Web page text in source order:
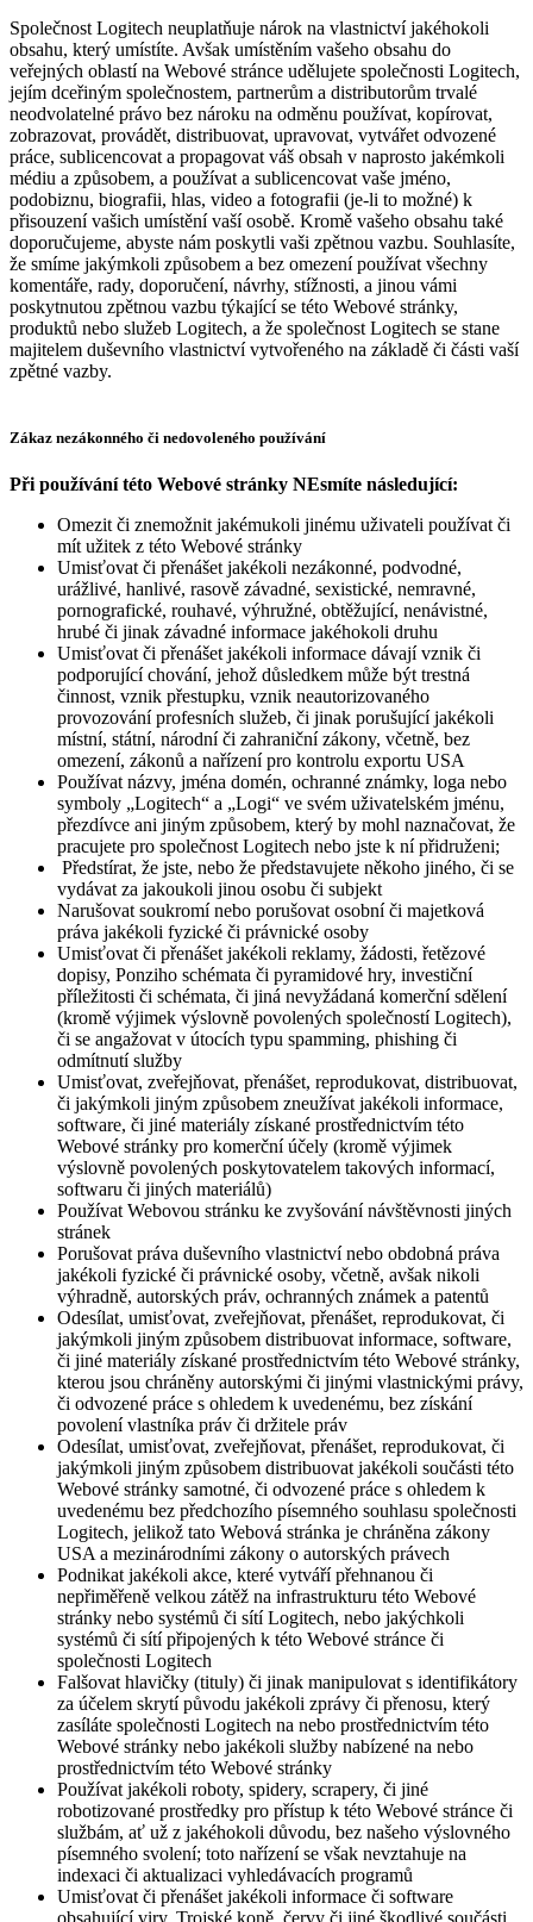
Společnost Logitech neuplatňuje nárok na vlastnictví jakéhokoli
obsahu, který umístíte. Avšak umístěním vašeho obsahu do
veřejných oblastí na Webové stránce udělujete společnosti Logitech,
jejím dceřiným společnostem, partnerům a distributorům trvalé
neodvolatelné právo bez nároku na odměnu používat, kopírovat,
zobrazovat, provádět, distribuovat, upravovat, vytvářet odvozené
práce, sublicencovat a propagovat váš obsah v naprosto jakémkoli
médiu a způsobem, a používat a sublicencovat vaše jméno,
podobiznu, biografii, hlas, video a fotografii (je-li to možné) k
přisouzení vašich umístění vaší osobě. Kromě vašeho obsahu také
doporučujeme, abyste nám poskytli vaši zpětnou vazbu. Souhlasíte,
že smíme jakýmkoli způsobem a bez omezení používat všechny
komentáře, rady, doporučení, návrhy, stížnosti, a jinou vámi
poskytnutou zpětnou vazbu týkající se této Webové stránky,
produktů nebo služeb Logitech, a že společnost Logitech se stane
majitelem duševního vlastnictví vytvořeného na základě či části vaší
zpětné vazby.
Zákaz nezákonného či nedovoleného používání
Při používání této Webové stránky NEsmíte následující:
Omezit či znemožnit jakémukoli jinému uživateli používat či
mít užitek z této Webové stránky
Umisťovat či přenášet jakékoli nezákonné, podvodné,
urážlivé, hanlivé, rasově závadné, sexistické, nemravné,
pornografické, rouhavé, výhružné, obtěžující, nenávistné,
hrubé či jinak závadné informace jakéhokoli druhu
Umisťovat či přenášet jakékoli informace dávají vznik či
podporující chování, jehož důsledkem může být trestná
činnost, vznik přestupku, vznik neautorizovaného
provozování profesních služeb, či jinak porušující jakékoli
místní, státní, národní či zahraniční zákony, včetně, bez
omezení, zákonů a nařízení pro kontrolu exportu USA
Používat názvy, jména domén, ochranné známky, loga nebo
symboly „Logitech“ a „Logi“ ve svém uživatelském jménu,
přezdívce ani jiným způsobem, který by mohl naznačovat, že
pracujete pro společnost Logitech nebo jste k ní přidruženi;
Předstírat, že jste, nebo že představujete někoho jiného, či se
vydávat za jakoukoli jinou osobu či subjekt
Narušovat soukromí nebo porušovat osobní či majetková
práva jakékoli fyzické či právnické osoby
Umisťovat či přenášet jakékoli reklamy, žádosti, řetězové
dopisy, Ponziho schémata či pyramidové hry, investiční
příležitosti či schémata, či jiná nevyžádaná komerční sdělení
(kromě výjimek výslovně povolených společností Logitech),
či se angažovat v útocích typu spamming, phishing či
odmítnutí služby
Umisťovat, zveřejňovat, přenášet, reprodukovat, distribuovat,
či jakýmkoli jiným způsobem zneužívat jakékoli informace,
software, či jiné materiály získané prostřednictvím této
Webové stránky pro komerční účely (kromě výjimek
výslovně povolených poskytovatelem takových informací,
softwaru či jiných materiálů)
Používat Webovou stránku ke zvyšování návštěvnosti jiných
stránek
Porušovat práva duševního vlastnictví nebo obdobná práva
jakékoli fyzické či právnické osoby, včetně, avšak nikoli
výhradně, autorských práv, ochranných známek a patentů
Odesílat, umisťovat, zveřejňovat, přenášet, reprodukovat, či
jakýmkoli jiným způsobem distribuovat informace, software,
či jiné materiály získané prostřednictvím této Webové stránky,
kterou jsou chráněny autorskými či jinými vlastnickými právy,
či odvozené práce s ohledem k uvedenému, bez získání
povolení vlastníka práv či držitele práv
Odesílat, umisťovat, zveřejňovat, přenášet, reprodukovat, či
jakýmkoli jiným způsobem distribuovat jakékoli součásti této
Webové stránky samotné, či odvozené práce s ohledem k
uvedenému bez předchozího písemného souhlasu společnosti
Logitech, jelikož tato Webová stránka je chráněna zákony
USA a mezinárodními zákony o autorských právech
Podnikat jakékoli akce, které vytváří přehnanou či
nepřiměřeně velkou zátěž na infrastrukturu této Webové
stránky nebo systémů či sítí Logitech, nebo jakýchkoli
systémů či sítí připojených k této Webové stránce či
společnosti Logitech
Falšovat hlavičky (tituly) či jinak manipulovat s identifikátory
za účelem skrytí původu jakékoli zprávy či přenosu, který
zasíláte společnosti Logitech na nebo prostřednictvím této
Webové stránky nebo jakékoli služby nabízené na nebo
prostřednictvím této Webové stránky
Používat jakékoli roboty, spidery, scrapery, či jiné
robotizované prostředky pro přístup k této Webové stránce či
službám, ať už z jakéhokoli důvodu, bez našeho výslovného
písemného svolení; toto nařízení se však nevztahuje na
indexaci či aktualizaci vyhledávacích programů
Umisťovat či přenášet jakékoli informace či software
obsahující viry, Trojské koně, červy či jiné škodlivé součásti